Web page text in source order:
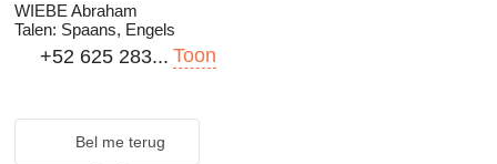
WIEBE Abraham
Talen: Spaans, Engels
+52 625 283... Toon
Bel me terug